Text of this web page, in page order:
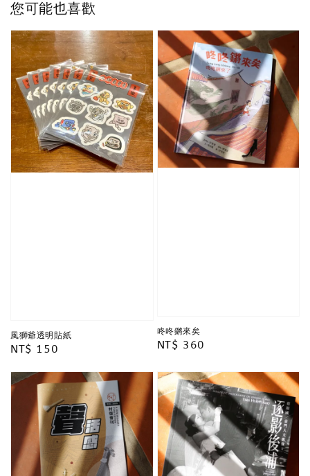
您可能也喜歡
風獅爺透明貼紙
Regular
NT$ 150
咚咚鏘來矣
Regular
NT$ 360